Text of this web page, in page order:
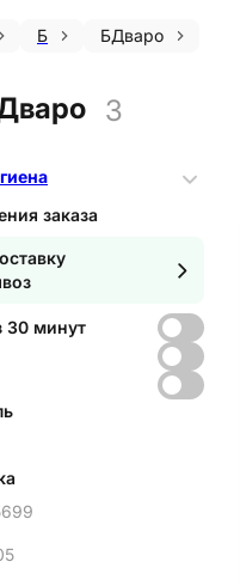
Б БДваро
3
заказа
30 минут